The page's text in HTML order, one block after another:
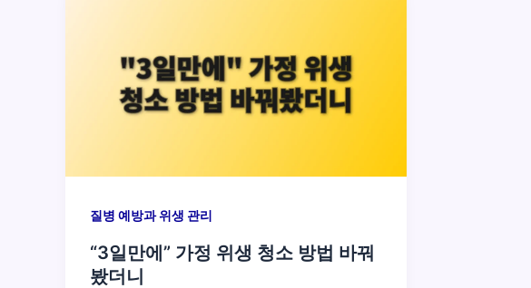
질병 예방과 위생 관리
“3일만에” 가정 위생 청소 방법 바꿔
봤더니